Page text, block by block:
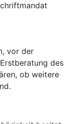
vor der
des
ob weitere